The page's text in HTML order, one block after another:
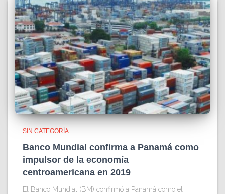
SIN CATEGORÍA
Banco Mundial confirma a Panamá como
impulsor de la economía
centroamericana en 2019
El Banco Mundial (BM) confirmó a Panamá como el